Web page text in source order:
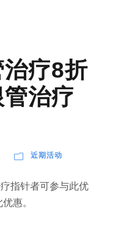
疗8折
治疗
近期活动
指针者可参与此优
惠。